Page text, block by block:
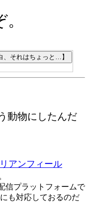
動物にしたんだ
アンフィール
信プラットフォームで
も対応しておるのだ